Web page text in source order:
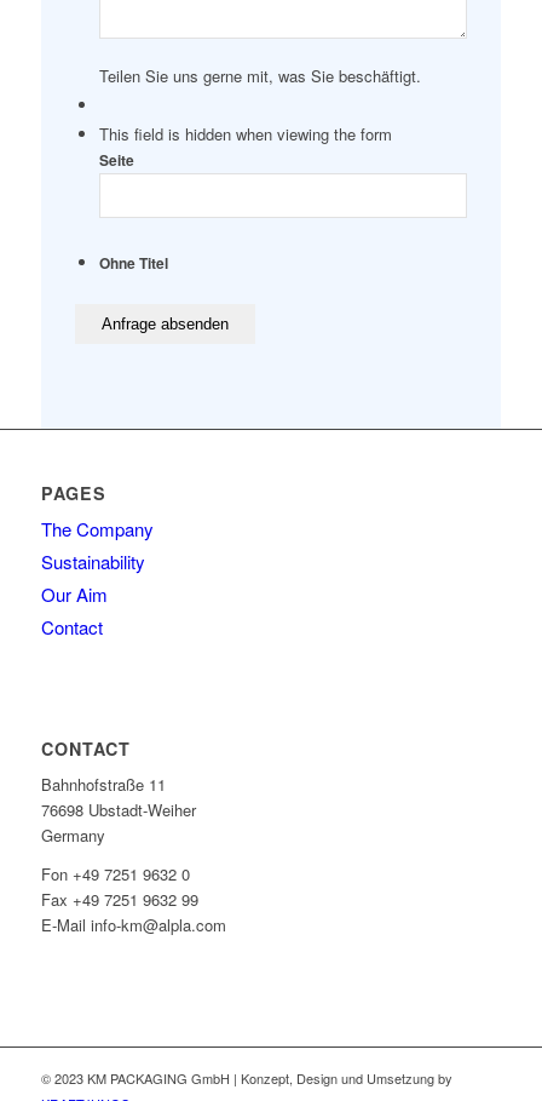
Teilen Sie uns gerne mit, was Sie beschäftigt.
This field is hidden when viewing the form
Seite
Ohne Titel
PAGES
The Company
Sustainability
Our Aim
Contact
CONTACT
Bahnhofstraße 11
76698 Ubstadt-Weiher
Germany
Fon +49 7251 9632 0
Fax +49 7251 9632 99
E-Mail info-km@alpla.com
© 2023 KM PACKAGING GmbH | Konzept, Design und Umsetzung by